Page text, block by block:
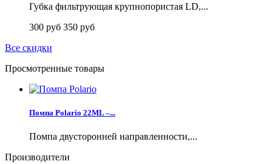
Губка фильтрующая крупнопористая LD,...
300 руб 350 руб
Все скидки
Просмотренные товары
Помпа Polario 22ML –...
Помпа двусторонней направленности,...
Производители